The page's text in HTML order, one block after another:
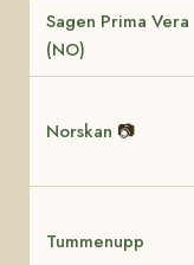
Sagen Prima Vera
(NO)
Norskan 📷
Tummenupp